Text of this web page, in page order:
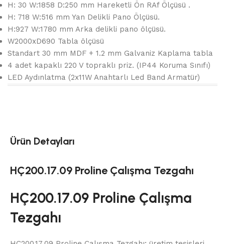
H: 30 W:1858 D:250 mm Hareketli Ön RAf Ölçüsü .
H: 718 W:516 mm Yan Delikli Pano Ölçüsü.
H:927 W:1780 mm Arka delikli pano ölçüsü.
W2000xD690 Tabla ölçüsü
Standart 30 mm MDF + 1.2 mm Galvaniz Kaplama tabla
4 adet kapaklı 220 V topraklı priz. (IP44 Koruma Sınıfı)
LED Aydınlatma (2x11W Anahtarlı Led Band Armatür)
Ürün Detayları
HÇ200.17.09 Proline Çalışma Tezgahı
HÇ200.17.09 Proline Çalışma
Tezgahı